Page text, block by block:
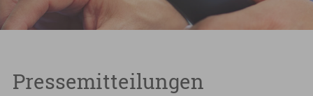
Pressemitteilungen